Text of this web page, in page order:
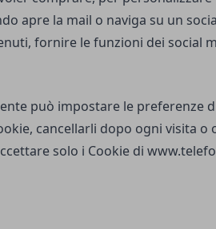
apre la mail o naviga su un
fornire le funzioni dei social
può impostare le preferenze
cancellarli dopo ogni visita o
solo i Cookie di